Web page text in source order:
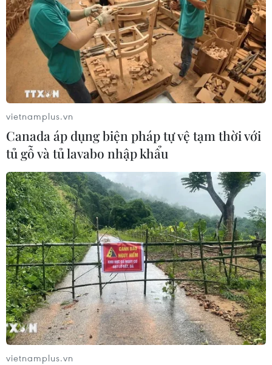
vietnamplus.vn
Canada áp dụng biện pháp tự vệ tạm thời với
tủ gỗ và tủ lavabo nhập khẩu
vietnamplus.vn